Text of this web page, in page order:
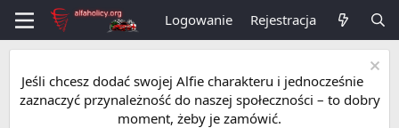
Logowanie Rejestracja
Jeśli chcesz dodać swojej Alfie charakteru i jednocześnie
zaznaczyć przynależność do naszej społeczności – to dobry
moment, żeby je zamówić.